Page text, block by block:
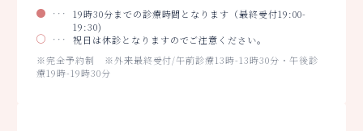
19時30分までの診療時間となります（最終受付19:00-
19:30)
祝日は休診となりますのでご注意ください。
※完全予約制 ※外来最終受付/午前診療13時-13時30分・午後診
療19時-19時30分